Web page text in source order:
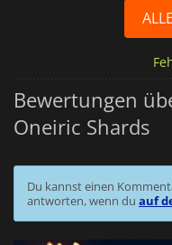
Bewertungen
Oneiric Shards
Du kannst einen
antworten, wenn du auf